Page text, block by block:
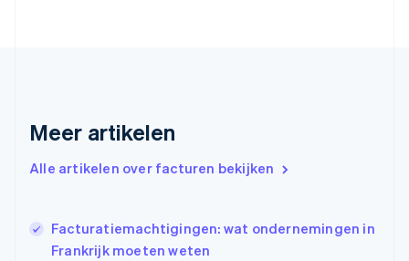
Meer artikelen
Alle artikelen over facturen bekijken
Facturatiemachtigingen: wat ondernemingen in
Frankrijk moeten weten
English
English
Ierland
English